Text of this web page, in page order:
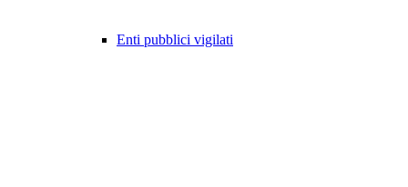
Enti pubblici vigilati